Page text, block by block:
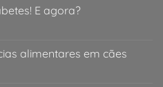
E agora?
alimentares em cães